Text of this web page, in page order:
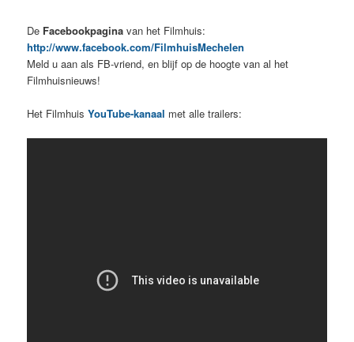
De Facebookpagina van het Filmhuis:
http://www.facebook.com/FilmhuisMechelen
Meld u aan als FB-vriend, en blijf op de hoogte van al het
Filmhuisnieuws!
Het FilmhuisYouTube-kanaal met alle trailers: